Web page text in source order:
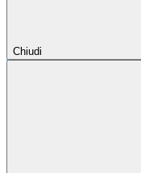
Chiudi